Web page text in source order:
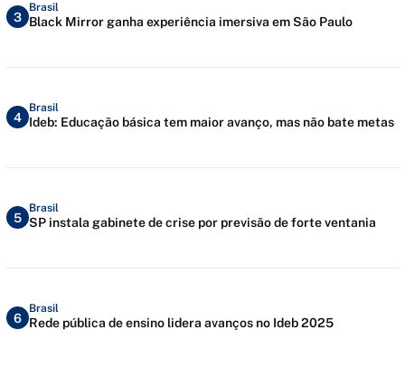
3
Brasil
Black Mirror ganha experiência imersiva em São Paulo
4
Brasil
Ideb: Educação básica tem maior avanço, mas não bate metas
5
Brasil
SP instala gabinete de crise por previsão de forte ventania
6
Brasil
Rede pública de ensino lidera avanços no Ideb 2025